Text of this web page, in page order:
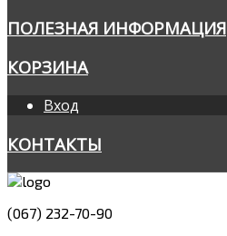
ПОЛЕЗНАЯ ИНФОРМАЦИЯ
КОРЗИНА
Вход
КОНТАКТЫ
(067) 232-70-90